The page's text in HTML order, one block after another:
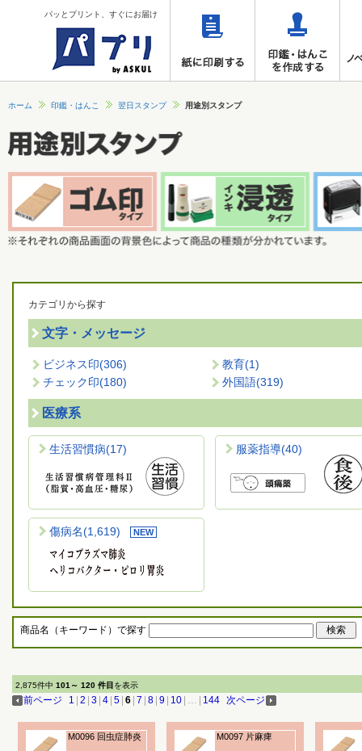
パッとプリント、すぐにお届け
ホーム 印鑑・はんこ 翌日スタンプ 用途別スタンプ
カテゴリから探す
文字・メッセージ
ビジネス印(306) 教育(1)
チェック印(180) 外国語(319)
医療系
生活習慣病(17) 服薬指導(40)
傷病名(1,619)
商品名（キーワード）で探す
2,875件中 101～ 120 件目 を表示
前ページ 1 2 3 4 5 6 7 8 9 10 … 144 次ページ
M0096 回虫症肺炎 M0097 片麻痺